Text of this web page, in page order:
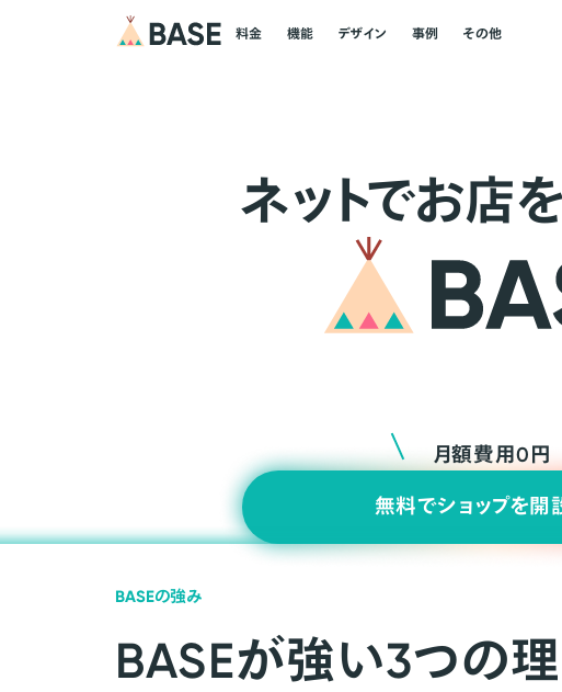
料金 機能 デザイン 事例 その他
ネッ トでお店
月額費用0円
無料でショップを開
BASEの強み
BASEが強い3つの